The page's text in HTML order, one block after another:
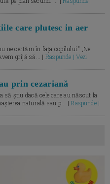
care plutesc in aer
ne certăm în fața copilului.” „Ne
grijă să... | Raspunde | Vezi
prin cezariană
să știu dacă cele care au născut la
naturală sau p... |Raspunde |